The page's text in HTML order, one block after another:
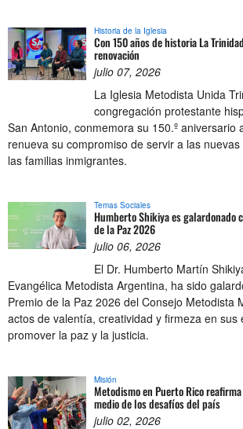
Historia de la Iglesia
Con 150 años de historia La
renovación
julio 07, 2026
La Iglesia Metodista Unida
congregación protestante
San Antonio, conmemora su 150.º aniversario
renueva su compromiso de servir a las
las familias inmigrantes.
Temas Sociales
Humberto Shikiya es galardonado
de la Paz 2026
julio 06, 2026
El Dr. Humberto Martín
Evangélica Metodista Argentina, ha sido
Premio de la Paz 2026 del Consejo Metodista
actos de valentía, creatividad y firmeza en sus
promover la paz y la justicia.
Misión
Metodismo en Puerto Rico
medio de los desafíos del país
julio 02, 2026